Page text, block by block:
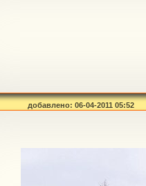
добавлено: 06-04-2011 05:52